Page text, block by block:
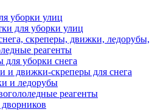
уборки улиц
для уборки улиц
скреперы, движки, ледорубы,
реагенты
для уборки снега
и движки-скреперы для снега
и ледорубы
реагенты